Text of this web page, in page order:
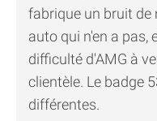
fabrique un bruit
auto qui n'en a pas,
difficulté d'AMG à
clientèle. Le badge
différentes.